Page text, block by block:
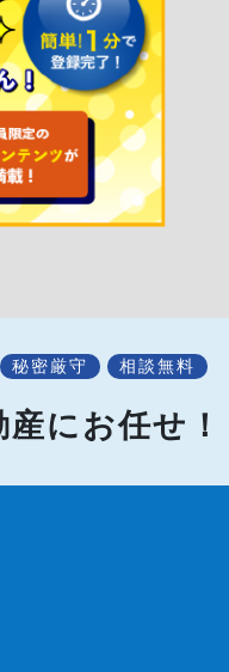
にお任せ！
秘密厳守 相談無料